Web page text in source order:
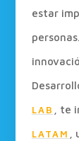
estar
LAB , te
LATAM ,